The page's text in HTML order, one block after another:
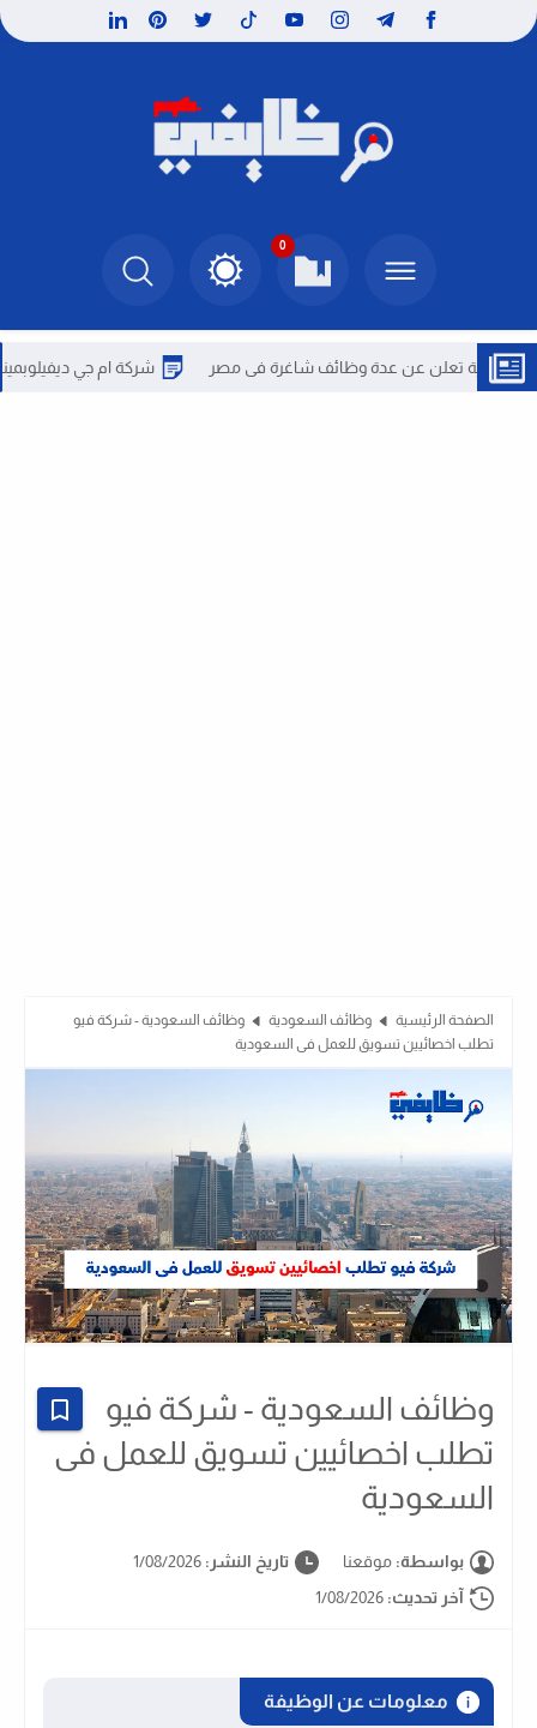
0
تعلن عن عدة وظائف شاغرة فى مصر شركة ام جي ديفيلوبمينتس
الصفحة الرئيسية وظائف السعودية
وظائف السعودية - شركة فيو
تطلب اخصائيين تسويق للعمل فى السعودية
وظائف السعودية - شركة فيو
تطلب اخصائيين تسويق للعمل فى
السعودية
بواسطة: موقعنا تاريخ النشر: 1/08/2026
آخر تحديث: 1/08/2026
معلومات عن الوظيفة